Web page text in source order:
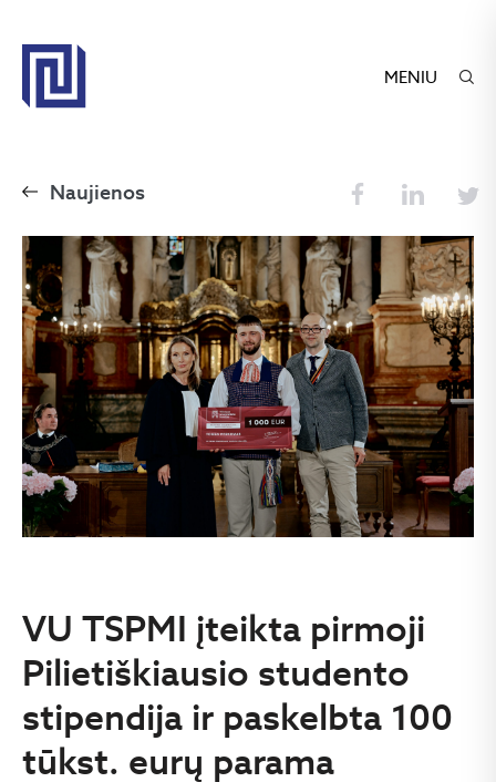
MENIU
Naujienos
VU TSPMI įteikta pirmoji
Pilietiškiausio studento
stipendija ir paskelbta 100
tūkst. eurų parama